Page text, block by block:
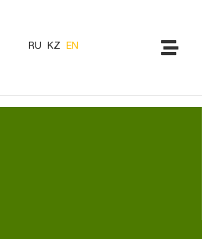
RU KZ EN